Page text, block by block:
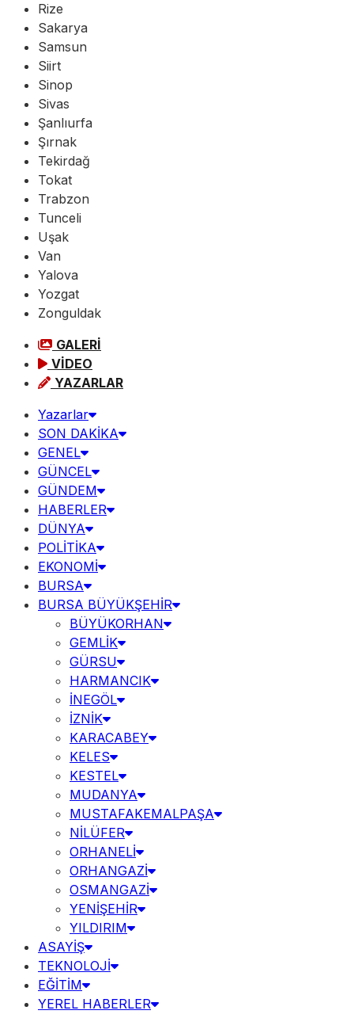
Rize
Sakarya
Samsun
Siirt
Sinop
Sivas
Şanlıurfa
Şırnak
Tekirdağ
Tokat
Trabzon
Tunceli
Uşak
Van
Yalova
Yozgat
Zonguldak
GALERİ
VİDEO
YAZARLAR
Yazarlar
SON DAKİKA
GENEL
GÜNCEL
GÜNDEM
HABERLER
DÜNYA
POLİTİKA
EKONOMİ
BURSA
BURSA BÜYÜKŞEHİR
BÜYÜKORHAN
GEMLİK
GÜRSU
HARMANCIK
İNEGÖL
İZNİK
KARACABEY
KELES
KESTEL
MUDANYA
MUSTAFAKEMALPAŞA
NİLÜFER
ORHANELİ
ORHANGAZİ
OSMANGAZİ
YENİŞEHİR
YILDIRIM
ASAYİŞ
TEKNOLOJİ
EĞİTİM
YEREL HABERLER